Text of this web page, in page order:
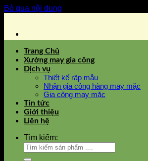
Bỏ qua nội dung
Trang Chủ
Xưởng may gia công
Dịch vụ
Thiết kế rập mẫu
Nhận gia công hàng may mặc
Gia công may mặc
Tin tức
Giới thiệu
Liên hệ
Tìm kiếm: